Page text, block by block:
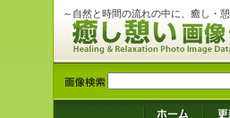
～自然と時間の流れの中に、癒し・